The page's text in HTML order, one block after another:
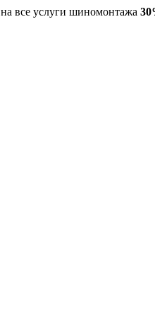
на все услуги шиномонтажа